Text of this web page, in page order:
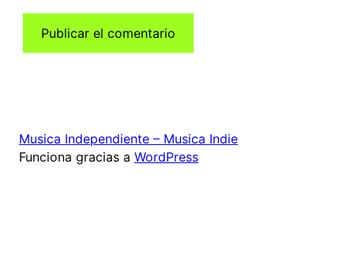
Musica Independiente – Musica Indie
Funciona gracias a WordPress